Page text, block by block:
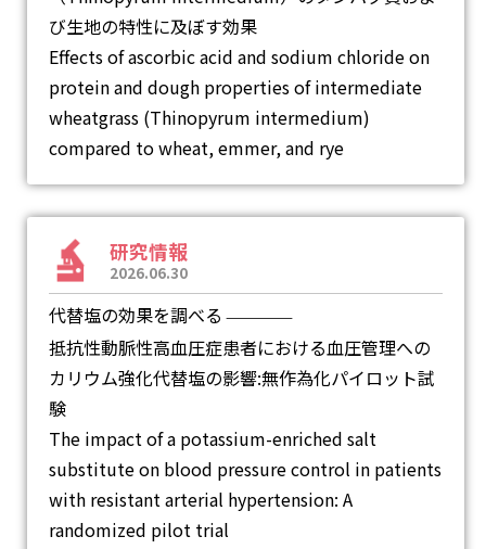
び生地の特性に及ぼす効果
Effects of ascorbic acid and sodium chloride on
protein and dough properties of intermediate
wheatgrass (Thinopyrum intermedium)
compared to wheat, emmer, and rye
研究情報
2026.06.30
代替塩の効果を調べる ―
抵抗性動脈性高血圧症患者における血圧管理への
カリウム強化代替塩の影響:無作為化パイロット試
験
The impact of a potassium-enriched salt
substitute on blood pressure control in patients
with resistant arterial hypertension: A
randomized pilot trial